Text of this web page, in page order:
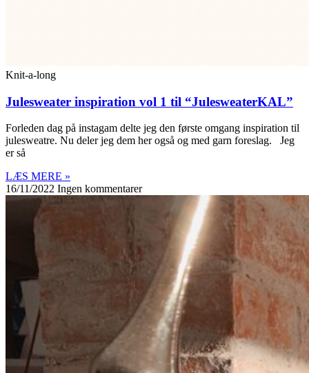
Knit-a-long
Julesweater inspiration vol 1 til “JulesweaterKAL”
Forleden dag på instagam delte jeg den første omgang inspiration til
julesweatre. Nu deler jeg dem her også og med garn foreslag. Jeg
er så
LÆS MERE »
16/11/2022 Ingen kommentarer